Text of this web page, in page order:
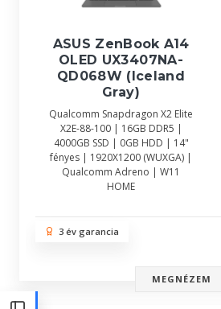
ASUS ZenBook A14
OLED UX3407NA-
QD068W (Iceland
Gray)
Qualcomm Snapdragon X2 Elite
X2E-88-100 | 16GB DDR5 |
4000GB SSD | 0GB HDD | 14"
fényes | 1920X1200 (WUXGA) |
Qualcomm Adreno | W11
HOME
3 év garancia
MEGNÉZEM